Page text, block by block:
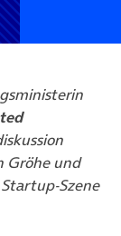
Gröhe und
Szene